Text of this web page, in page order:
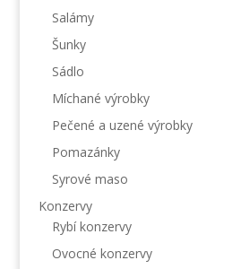
Salámy
Šunky
Sádlo
Míchané výrobky
Pečené a uzené výrobky
Pomazánky
Syrové maso
Konzervy
Rybí konzervy
Ovocné konzervy